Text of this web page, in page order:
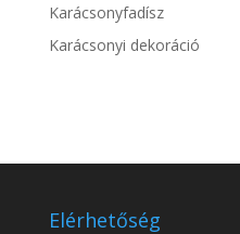
Karácsonyfadísz
Karácsonyi dekoráció
Elérhetőség